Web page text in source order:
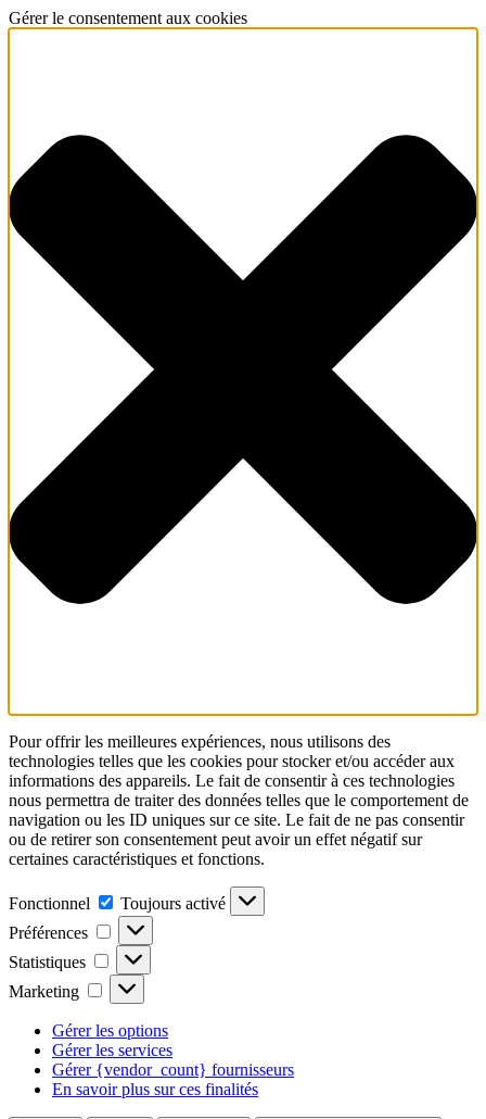
Gérer le consentement aux cookies
Pour offrir les meilleures expériences, nous utilisons des
technologies telles que les cookies pour stocker et/ou accéder aux
informations des appareils. Le fait de consentir à ces technologies
nous permettra de traiter des données telles que le comportement de
navigation ou les ID uniques sur ce site. Le fait de ne pas consentir
ou de retirer son consentement peut avoir un effet négatif sur
certaines caractéristiques et fonctions.
Fonctionnel Fonctionnel
Toujours activé
Préférences
Préférences
Statistiques Statistiques
Marketing Marketing
Gérer les options
Gérer les services
Gérer {vendor_count} fournisseurs
En savoir plus sur ces finalités